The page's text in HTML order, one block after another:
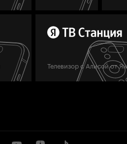
Телевизор с Алисой от